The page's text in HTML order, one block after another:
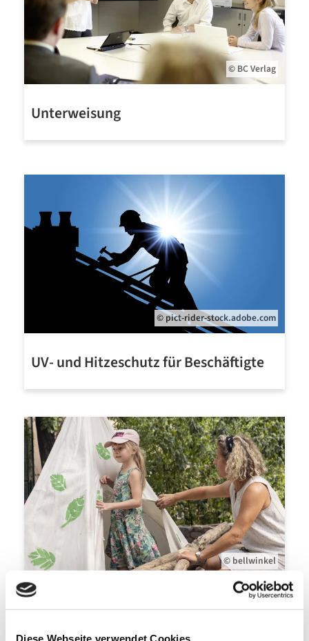
Diese Webseite verwendet Cookies
© BC Verlag
Unterweisung
© pict-rider-stock.adobe.com
UV- und Hitzeschutz für Beschäftigte
© bellwinkel
UV- und Hitzeschutz für Kita-Kinder,